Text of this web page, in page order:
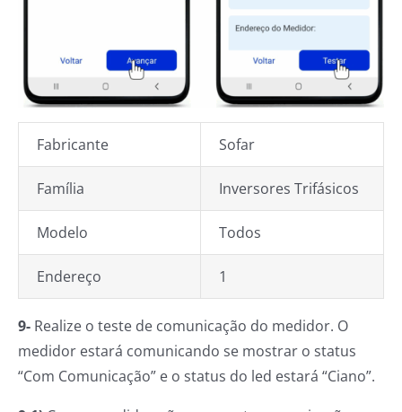
Fabricante Sofar
Família Inversores Trifásicos
Modelo Todos
Endereço 1
9- Realize o teste de comunicação do medidor. O
medidor estará comunicando se mostrar o status
“Com Comunicação” e o status do led estará “Ciano”.